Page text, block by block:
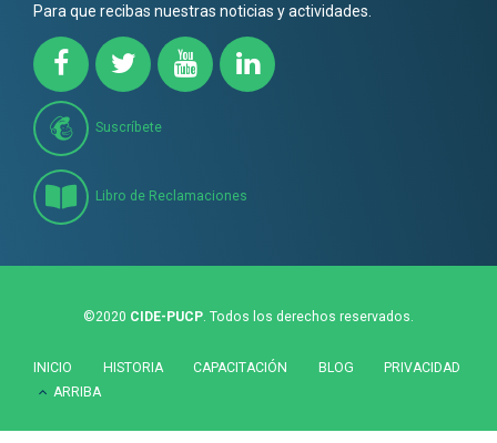
Para que recibas nuestras noticias y actividades.
Suscríbete
Libro de Reclamaciones
©2020 CIDE-PUCP. Todos los derechos reservados.
INICIO HISTORIA CAPACITACIÓN BLOG
PRIVACIDAD
ARRIBA